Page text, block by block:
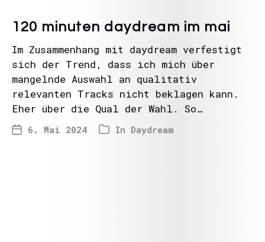
120 minuten daydream im mai
Im Zusammenhang mit daydream verfestigt
sich der Trend, dass ich mich über
mangelnde Auswahl an qualitativ
relevanten Tracks nicht beklagen kann.
Eher über die Qual der Wahl. So…
6. Mai 2024 In Daydream